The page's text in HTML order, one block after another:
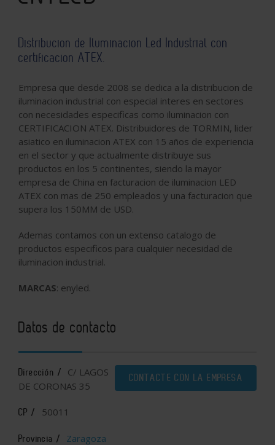
Distribucion de Iluminacion Led Industrial con
certificacion ATEX.
Empresa que desde 2008 se dedica a la distribucion de
iluminacion industrial con especial interes en sectores
con necesidades especificas como iluminacion con
CERTIFICACION ATEX. Distribuidores de TORMIN, lider
asiatico en iluminacion ATEX con 15 años de experiencia
en el sector y que actualmente distribuye sus
productos en los 5 continentes, siendo la mayor
empresa de China en facturacion de iluminacion LED
ATEX con mas de 250 empleados y una facturacion que
supera los 150MM de USD.
Ademas contamos con un extenso catalogo de
productos especificos para cualquier necesidad de
iluminacion industrial.
MARCAS: enyled.
Datos de contacto
CONTACTE CON LA EMPRESA
Dirección /
C/ LAGOS
DE CORONAS 35
CP / 50011
Provincia / Zaragoza